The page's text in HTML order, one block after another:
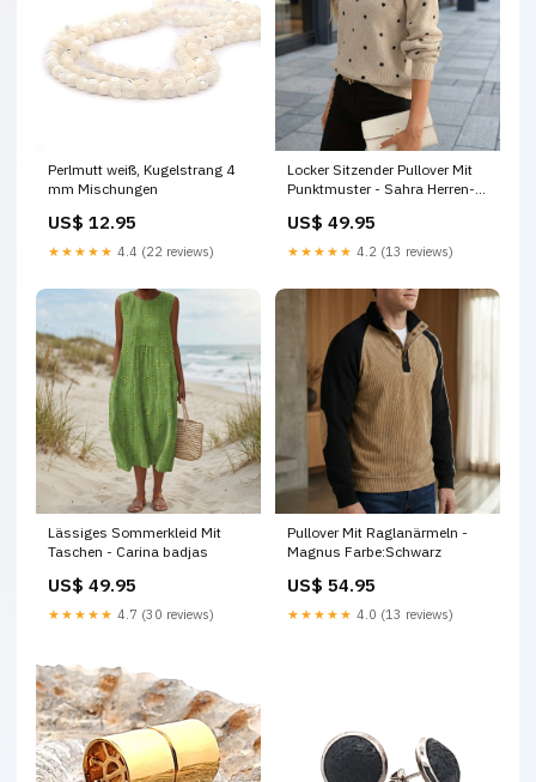
Perlmutt weiß, Kugelstrang 4
mm Mischungen
US$ 12.95
★★★★★ 4.4 (22 reviews)
Locker Sitzender Pullover Mit
Punktmuster - Sahra Herren-
US$ 49.95
★★★★★ 4.2 (13 reviews)
Lässiges Sommerkleid Mit
Taschen - Carina badjas
US$ 49.95
★★★★★ 4.7 (30 reviews)
Pullover Mit Raglanärmeln -
Magnus Farbe:Schwarz
US$ 54.95
★★★★★ 4.0 (13 reviews)